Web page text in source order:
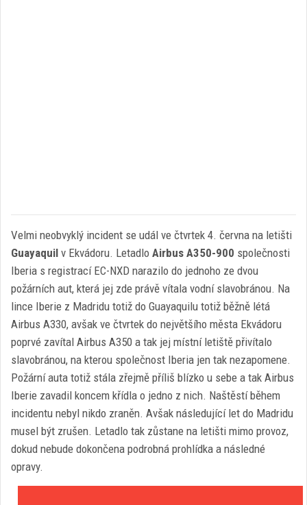
Velmi neobvyklý incident se udál ve čtvrtek 4. června na letišti
Guayaquil v Ekvádoru. Letadlo Airbus A350-900 společnosti
Iberia s registrací EC-NXD narazilo do jednoho ze dvou
požárních aut, která jej zde právě vítala vodní slavobránou. Na
lince Iberie z Madridu totiž do Guayaquilu totiž běžně létá
Airbus A330, avšak ve čtvrtek do největšího města Ekvádoru
poprvé zavítal Airbus A350 a tak jej místní letiště přivítalo
slavobránou, na kterou společnost Iberia jen tak nezapomene.
Požární auta totiž stála zřejmě příliš blízko u sebe a tak Airbus
Iberie zavadil koncem křídla o jedno z nich. Naštěstí během
incidentu nebyl nikdo zraněn. Avšak následující let do Madridu
musel být zrušen. Letadlo tak zůstane na letišti mimo provoz,
dokud nebude dokončena podrobná prohlídka a následné
opravy.